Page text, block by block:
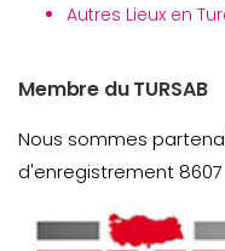
Autres Lieux en
Membre du TURSAB
Nous sommes
d'enregistrement 8607